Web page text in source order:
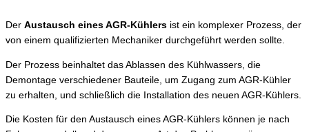
Der Austausch eines AGR-Kühlers ist ein komplexer Prozess, der
von einem qualifizierten Mechaniker durchgeführt werden sollte.
Der Prozess beinhaltet das Ablassen des Kühlwassers, die
Demontage verschiedener Bauteile, um Zugang zum AGR-Kühler
zu erhalten, und schließlich die Installation des neuen AGR-Kühlers.
Die Kosten für den Austausch eines AGR-Kühlers können je nach